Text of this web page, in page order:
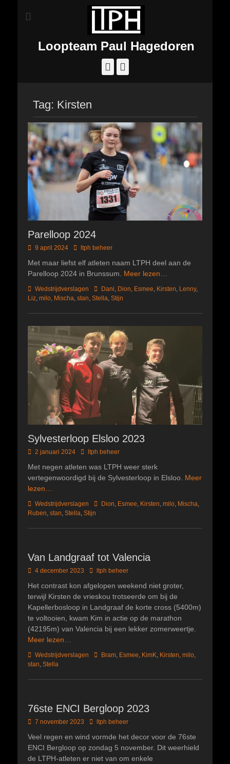
Loopteam Paul Hagedoren
Facebook
Tag: Kirsten
Parelloop 2024
Geplaatst
9 april 2024 Authorltph beheer
Met maar liefst elf atleten naam LTPH deel aan de
Parelloop 2024 in Brunssum. Meer lezen…
Categorieën
Wedstrijdverslagen TagsDani, Dion, Esmee, Kirsten, Lenny,
Liz, milo, Mischa, stan, Stella, Stijn
Sylvesterloop Elsloo 2023
Geplaatst
2 januari 2024 Author
ltph beheer
Met negen atleten was LTPH weer sterk
vertegenwoordigd bij de Sylvesterloop in Elsloo. Meer
lezen…
Categorieën
Wedstrijdverslagen TagsDion Esmee Kirsten milo Mischa
Ruben stan Stella Stijn
Van Landgraaf tot Valencia
Geplaatst
4 december 2023 Author
ltph beheer
Het contrast kon afgelopen weekend niet groter,
terwijl Kirsten de vrieskou trotseerde om bij de
Kapellerbosloop in Landgraaf de korte cross (5400m)
te voltooien, kwam Kim in actie op de marathon
(42195m) van Valencia bij een lekker zomerweertje.
Meer lezen…
Categorieën
Wedstrijdverslagen TagsBram Esmee KimK Kirsten milo
stan Stella
76ste ENCI Bergloop 2023
Geplaatst
7 november 2023 Author
ltph beheer
Veel regen en wind vormde het decor voor de 76ste
ENCI Bergloop op zondag 5 november. Dit weerhield
de LTPH-atleten er niet van om enkele